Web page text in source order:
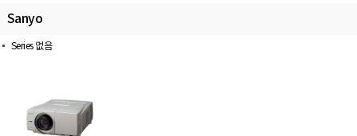
Sanyo
Series 없음